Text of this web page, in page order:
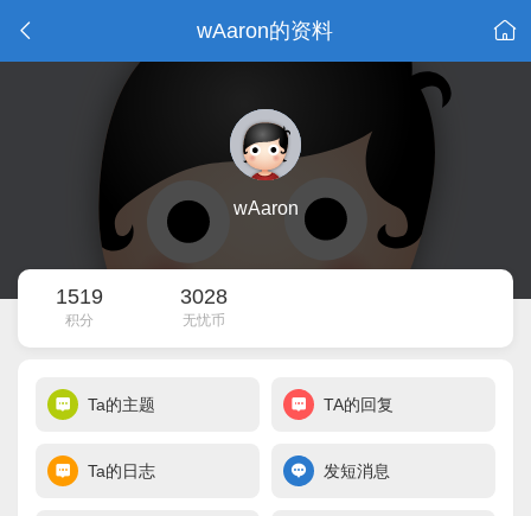
wAaron的资料
wAaron
1519
积分
3028
无忧币
Ta的主题 TA的回复
Ta的日志 发短消息